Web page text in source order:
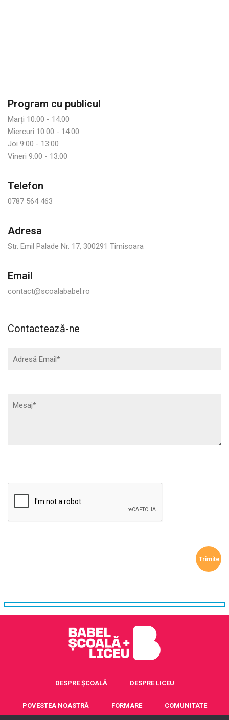
Program cu publicul
Marți 10:00 - 14:00
Miercuri 10:00 - 14:00
Joi 9:00 - 13:00
Vineri 9:00 - 13:00
Telefon
0787 564 463
Adresa
Str. Emil Palade Nr. 17, 300291 Timisoara
Email
contact@scoalababel.ro
Contactează-ne
DESPRE ȘCOALĂ DESPRE LICEU
POVESTEA NOASTRĂ FORMARE COMUNITATE